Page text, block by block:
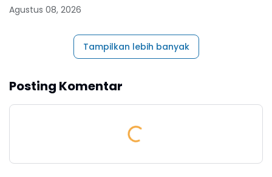
Agustus 08, 2026
Tampilkan lebih banyak
Posting Komentar